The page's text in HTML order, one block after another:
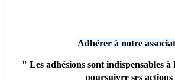
Adhérer à notre
" Les adhésions sont indispensables
poursuivre ses